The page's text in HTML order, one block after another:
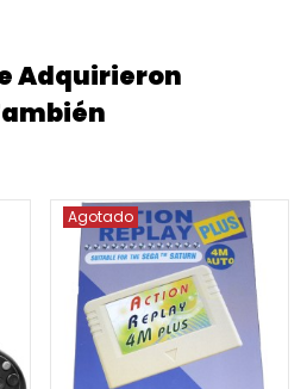
Adquirieron
Agotado